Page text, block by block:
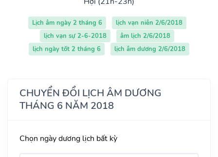
Lịch âm ngày 2 tháng 6
lịch vạn niên 2/6/2018
lịch vạn sự 2-6-2018
âm lịch 2/6/2018
lịch ngày tốt 2 tháng 6
lịch âm dương 2/6/2018
CHUYỂN ĐỔI LỊCH ÂM DƯƠNG
THÁNG 6 NĂM 2018
Chọn ngày dương lịch bất kỳ